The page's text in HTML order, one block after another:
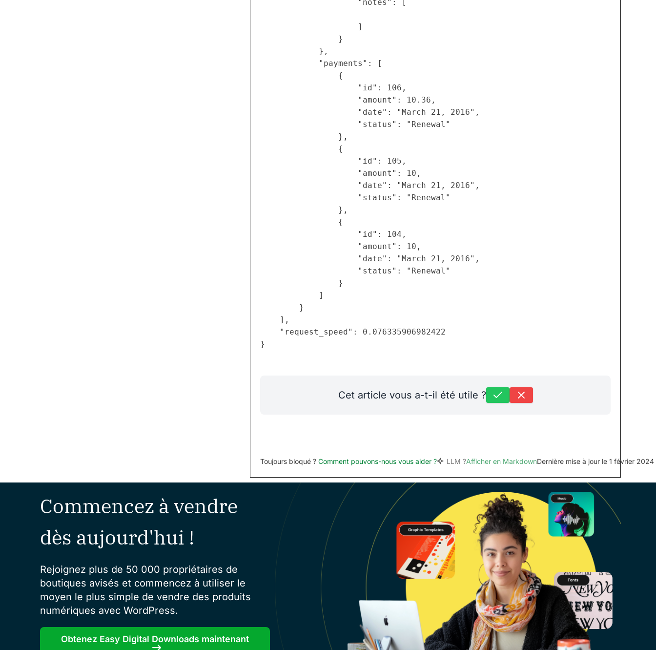
                    "notes": [
                    ]
                }
            },
            "payments": [
                {
                    "id": 106,
                    "amount": 10.36,
                    "date": "March 21, 2016",
                    "status": "Renewal"
                },
                {
                    "id": 105,
                    "amount": 10,
                    "date": "March 21, 2016",
                    "status": "Renewal"
                },
                {
                    "id": 104,
                    "amount": 10,
                    "date": "March 21, 2016",
                    "status": "Renewal"
                }
            ]
        }
    ],
    "request_speed": 0.076335906982422
Cet article vous a-t-il été utile ?
Toujours bloqué ? Comment pouvons-nous vous aider ? LLM ?Afficher en MarkdownDernière mise à jour le 1 février 2024
Commencez à vendre
dès aujourd'hui !
Rejoignez plus de 50 000 propriétaires de
boutiques avisés et commencez à utiliser le
moyen le plus simple de vendre des produits
numériques avec WordPress.
Obtenez Easy Digital Downloads maintenant